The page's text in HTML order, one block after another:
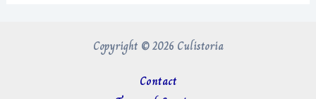
Copyright © 2026 Culistoria
Contact